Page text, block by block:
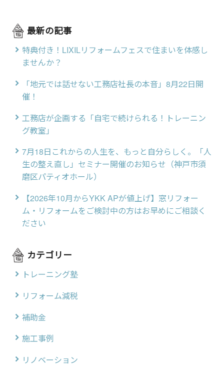
最新の記事
特典付き！LIXILリフォームフェスで住まいを体感し
ませんか？
「地元では話せない工務店社長の本音」8月22日開
催！
工務店が企画する「自宅で続けられる！トレーニン
グ教室」
7月18日これからの人生を、もっと自分らしく。「人
生の整え直し」セミナー開催のお知らせ（神戸市須
磨区パティオホール）
【2026年10月からYKK APが値上げ】窓リフォー
ム・リフォームをご検討中の方はお早めにご相談く
ださい
カテゴリー
トレーニング塾
リフォーム減税
補助金
施工事例
リノベーション